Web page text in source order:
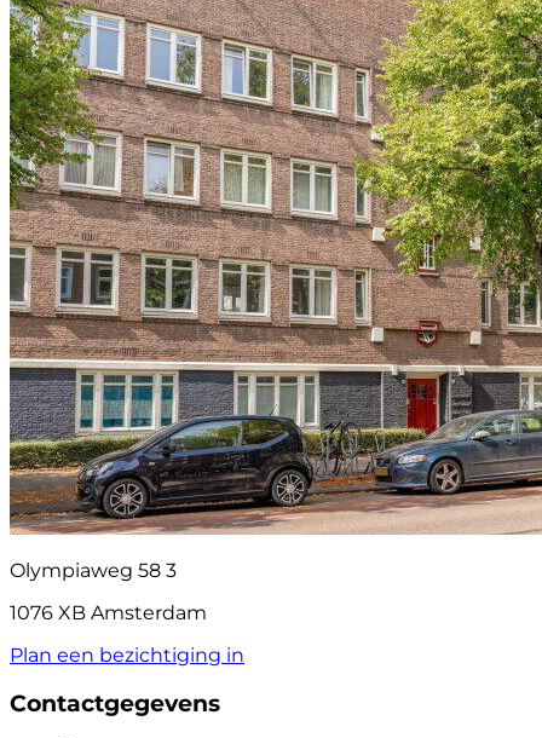
Olympiaweg 58 3
1076 XB Amsterdam
Plan een bezichtiging in
Contactgegevens